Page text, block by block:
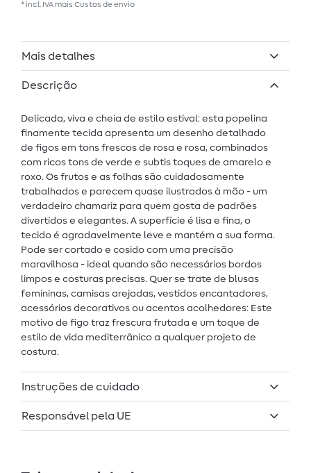
* incl. IVA mais Custos de envio
Mais detalhes
Descrição
Delicada, viva e cheia de estilo estival: esta popelina
finamente tecida apresenta um desenho detalhado
de figos em tons frescos de rosa e rosa, combinados
com ricos tons de verde e subtis toques de amarelo e
roxo. Os frutos e as folhas são cuidadosamente
trabalhados e parecem quase ilustrados à mão - um
verdadeiro chamariz para quem gosta de padrões
divertidos e elegantes. A superfície é lisa e fina, o
tecido é agradavelmente leve e mantém a sua forma.
Pode ser cortado e cosido com uma precisão
maravilhosa - ideal quando são necessários bordos
limpos e costuras precisas. Quer se trate de blusas
femininas, camisas arejadas, vestidos encantadores,
acessórios decorativos ou acentos acolhedores: Este
motivo de figo traz frescura frutada e um toque de
estilo de vida mediterrânico a qualquer projeto de
costura.
Instruções de cuidado
Responsável pela UE